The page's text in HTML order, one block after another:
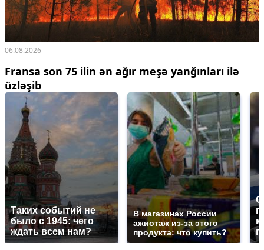
06.08.2026
Fransa son 75 ilin ən ağır meşə yanğınları ilə
üzləşib
Таких событий не
было с 1945: чего
ждать всем нам?
В магазинах России
ажиотаж из-за этого
продукта: что купить?